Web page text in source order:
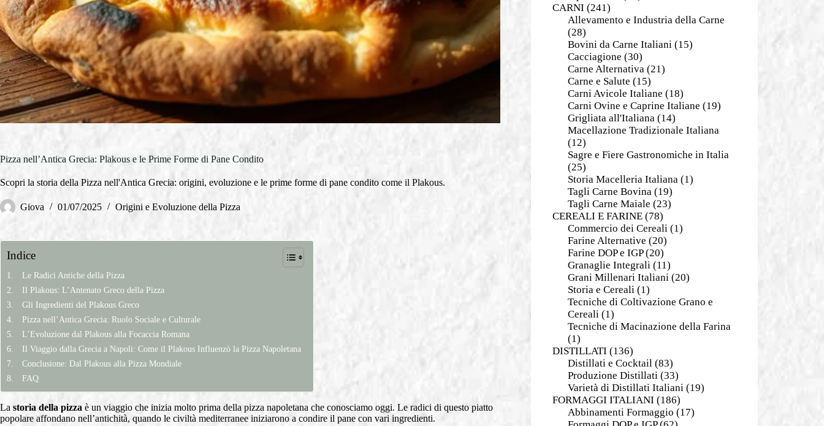
Pizza nell’Antica Grecia: Plakous e le Prime Forme di Pane Condito
Scopri la storia della Pizza nell'Antica Grecia: origini, evoluzione e le prime forme di pane condito come il Plakous.
Giova 01/07/2025 Origini e Evoluzione della Pizza
Indice
Le Radici Antiche della Pizza
Il Plakous: L’Antenato Greco della Pizza
Gli Ingredienti del Plakous Greco
Pizza nell’Antica Grecia: Ruolo Sociale e Culturale
L’Evoluzione dal Plakous alla Focaccia Romana
Il Viaggio dalla Grecia a Napoli: Come il Plakous Influenzò la Pizza Napoletana
Conclusione: Dal Plakous alla Pizza Mondiale
FAQ
La storia della pizza è un viaggio che inizia molto prima della pizza napoletana che conosciamo oggi. Le radici di questo piatto
popolare affondano nell’antichità, quando le civiltà mediterranee iniziarono a condire il pane con vari ingredienti.
CARNI (241)
Allevamento e Industria della Carne
(28)
Bovini da Carne Italiani (15)
Cacciagione (30)
Carne Alternativa (21)
Carne e Salute (15)
Carni Avicole Italiane (18)
Carni Ovine e Caprine Italiane (19)
Grigliata all'Italiana (14)
Macellazione Tradizionale Italiana
(12)
Sagre e Fiere Gastronomiche in Italia
(25)
Storia Macelleria Italiana (1)
Tagli Carne Bovina (19)
Tagli Carne Maiale (23)
CEREALI E FARINE(78)
Commercio dei Cereali (1)
Farine Alternative (20)
Farine DOP e IGP(20)
Granaglie Integrali (11)
Grani Millenari Italiani (20)
Storia e Cereali (1)
Tecniche di Coltivazione Grano e
Cereali (1)
Tecniche di Macinazione della Farina
(1)
DISTILLATI (136)
Distillati e Cocktail (83)
Produzione Distillati (33)
Varietà di Distillati Italiani (19)
FORMAGGI ITALIANI (186)
Abbinamenti Formaggio (17)